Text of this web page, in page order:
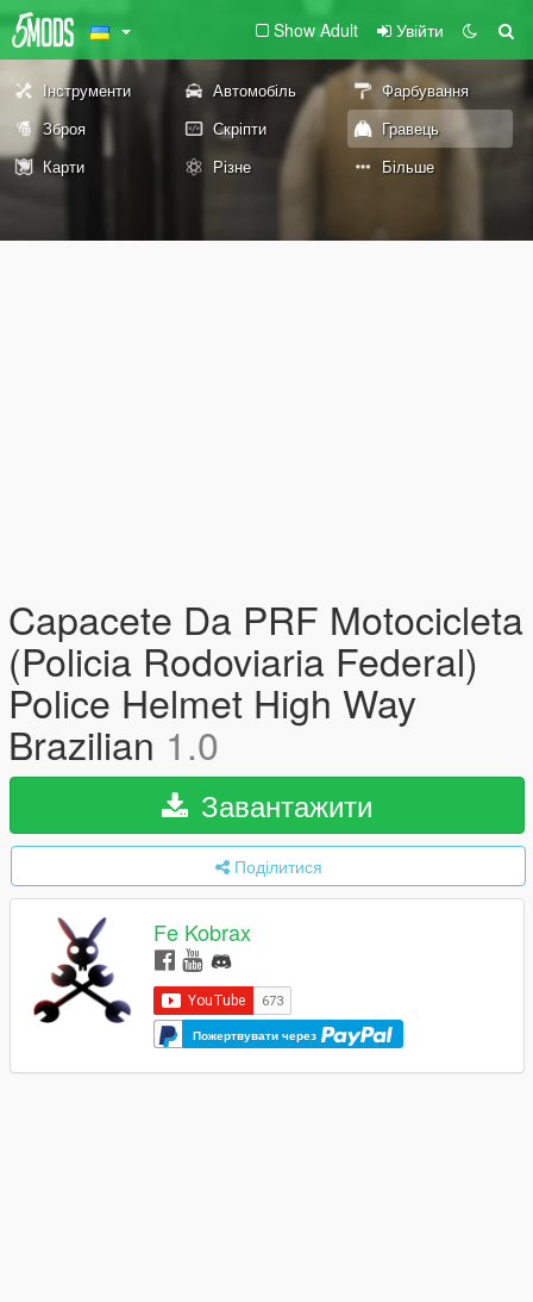
Show Adult Увійти
Інструменти Автомобіль
Фарбування
Зброя
Скріпти
Гравець
Карти
Різне Більше
Capacete Da PRF Motocicleta
(Policia Rodoviaria Federal)
Police Helmet High Way
Brazilian 1.0
Завантажити
Поділитися
Fe Kobrax
Пожертвувати через